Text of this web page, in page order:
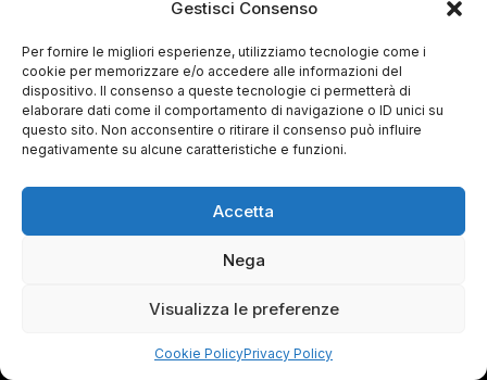
Gestisci Consenso
Per fornire le migliori esperienze, utilizziamo tecnologie come i
cookie per memorizzare e/o accedere alle informazioni del
dispositivo. Il consenso a queste tecnologie ci permetterà di
elaborare dati come il comportamento di navigazione o ID unici su
questo sito. Non acconsentire o ritirare il consenso può influire
negativamente su alcune caratteristiche e funzioni.
Accetta
Nega
Visualizza le preferenze
Cookie PolicyPrivacy Policy